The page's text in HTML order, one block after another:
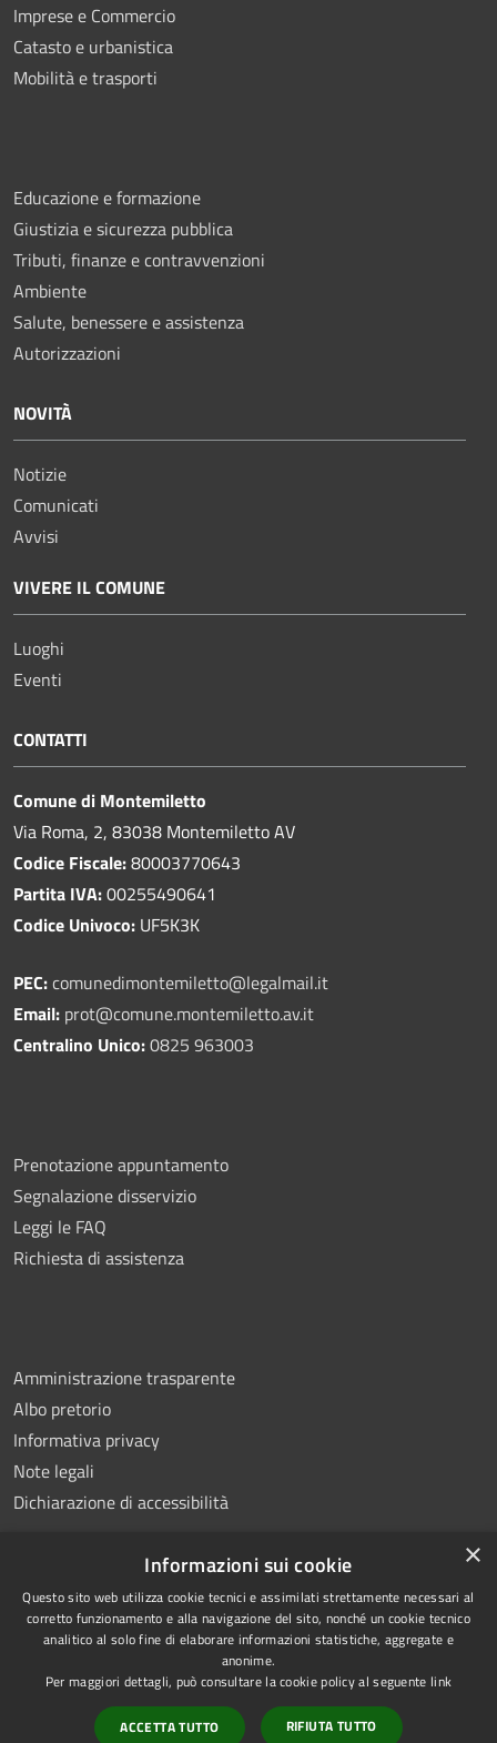
Imprese e Commercio
Catasto e urbanistica
Mobilità e trasporti
Educazione e formazione
Giustizia e sicurezza pubblica
Tributi, finanze e contravvenzioni
Ambiente
Salute, benessere e assistenza
Autorizzazioni
NOVITÀ
Notizie
Comunicati
Avvisi
VIVERE IL COMUNE
Luoghi
Eventi
CONTATTI
Comune di Montemiletto
Via Roma, 2, 83038 Montemiletto AV
Codice Fiscale:80003770643
Partita IVA:00255490641
Codice Univoco: UF5K3K
PEC:comunedimontemiletto@legalmail.it
Email: prot@comune.montemiletto.av.it
Centralino Unico:0825 963003
Prenotazione appuntamento
Segnalazione disservizio
Leggi le FAQ
Richiesta di assistenza
Amministrazione trasparente
Albo pretorio
Informativa privacy
Note legali
Dichiarazione di accessibilità
RSS
Accessibilità
Privacy
Mappa del sito
Copyright © 2026 • Comune di
Montemiletto • Powered by
Municipium•Accesso
redazione
×
Informazioni sui cookie
Questo sito web utilizza cookie tecnici e assimilati strettamente necessari al
corretto funzionamento e alla navigazione del sito, nonché un cookie tecnico
analitico al solo fine di elaborare informazioni statistiche, aggregate e
anonime.
Per maggiori dettagli, può consultare la cookie policy al seguente link
ACCETTA TUTTO RIFIUTA TUTTO